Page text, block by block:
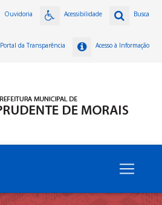
Busca
Acessibilidade
Ouvidoria
Acesso à Informação
Portal da Transparência